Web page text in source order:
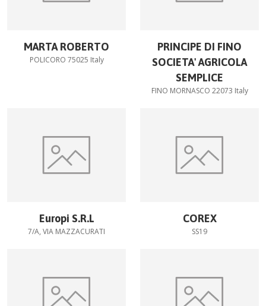
MARTA ROBERTO
POLICORO 75025 Italy
PRINCIPE DI FINO
SOCIETA' AGRICOLA
SEMPLICE
FINO MORNASCO 22073 Italy
Europi S.R.L
7/A, VIA MAZZACURATI
COREX
SS19